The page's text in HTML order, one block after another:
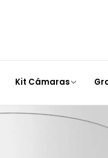
Kit Cámaras